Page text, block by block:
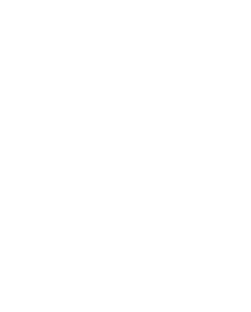
vid sitt bord blev deras främsta
som till exempel
Dom Perignon. Ju större flaska, desto
en gäst hade beställt en särskilt dyr flaska
ungefär som när en boxare träder in på